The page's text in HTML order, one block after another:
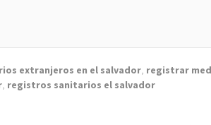
extranjeros en el salvador registrar
registros sanitarios el salvador